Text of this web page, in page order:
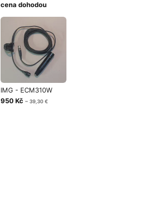
cena dohodou
IMG - ECM310W
950 Kč ~ 39,30 €